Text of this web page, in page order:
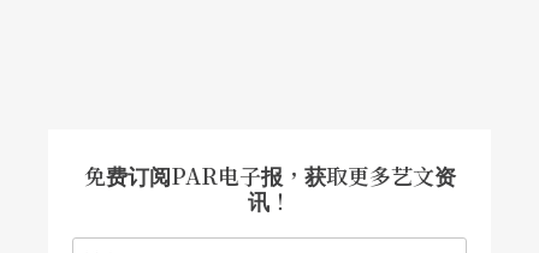
逐渐迸发，俐落地在空间中大幅度的舞动跳跃，好
免费订阅PAR电子报，获取更多艺文资
讯！